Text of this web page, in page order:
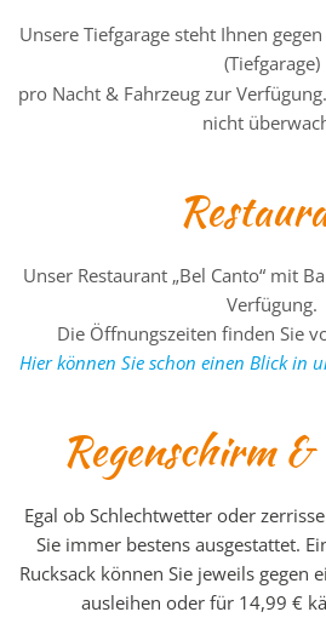
Unsere Tiefgarage steht Ihnen
(Tiefgarage)
pro Nacht & Fahrzeug zur
nicht
Unser Restaurant „Bel Canto“ mit
Verfügung.
Die Öffnungszeiten finden Sie
Hier können Sie schon einen Blick in
Regenschirm
Egal ob Schlechtwetter oder
Sie immer bestens ausgestattet.
Rucksack können Sie jeweils gegen
ausleihen oder für 14,99 €